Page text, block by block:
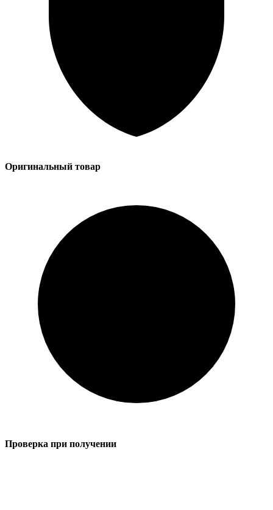
Оригинальный товар
Проверка при получении